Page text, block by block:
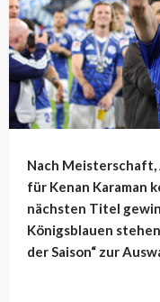
Nach
für Kenan Karaman
nächsten Titel
Königsblauen
der Saison“ zur